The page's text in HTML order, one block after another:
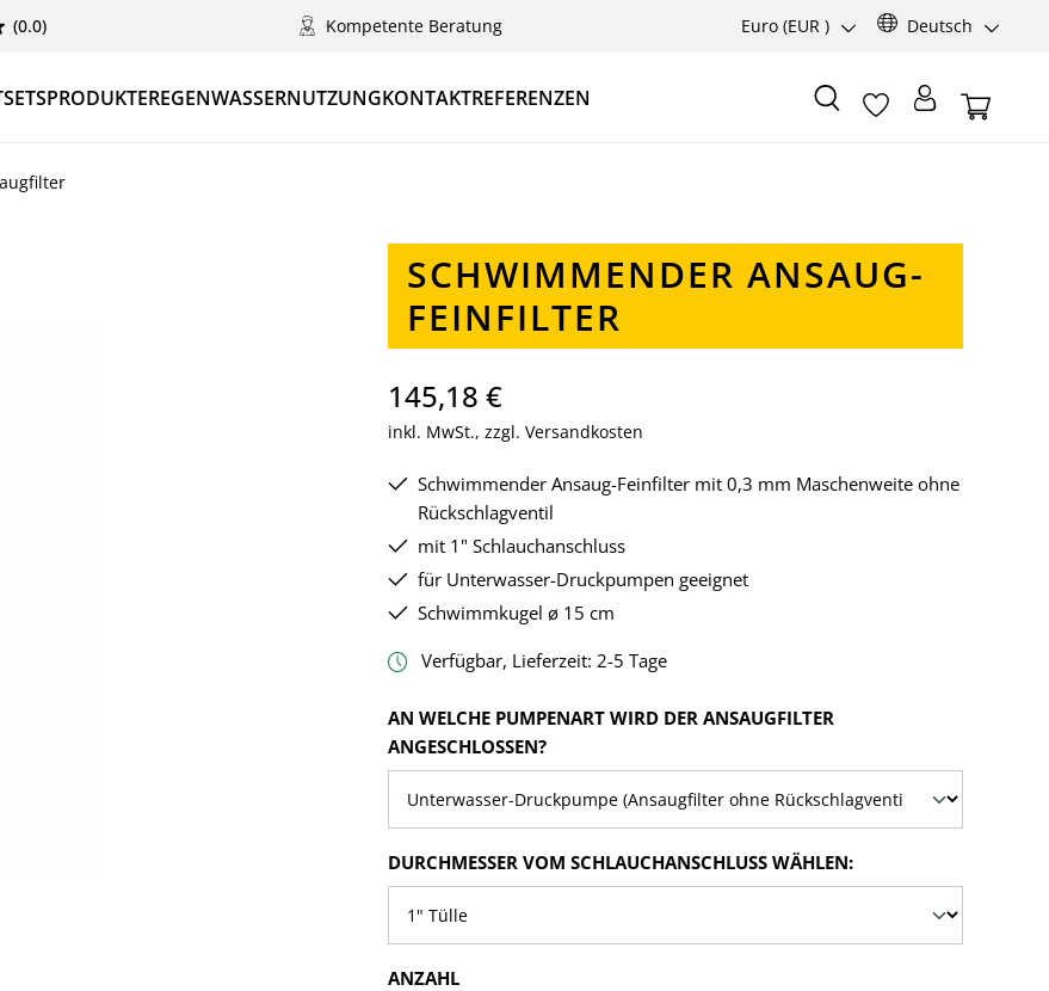
(0.0) Kompetente Beratung Euro (EUR ) Deutsch
PRODUKTEREGENWASSERNUTZUNGKONTAKTREFERENZEN
SCHWIMMENDER ANSAUG-
FEINFILTER
145,18 €
inkl. MwSt., zzgl. Versandkosten
Schwimmender Ansaug-Feinfilter mit 0,3 mm Maschenweite ohne
Rückschlagventil
mit 1" Schlauchanschluss
für Unterwasser-Druckpumpen geeignet
Schwimmkugel ø 15 cm
Verfügbar, Lieferzeit: 2-5 Tage
AN WELCHE PUMPENART WIRD DER ANSAUGFILTER
ANGESCHLOSSEN?AUSWÄHLEN
DURCHMESSER VOM SCHLAUCHANSCHLUSS WÄHLEN:AUSWÄHLEN
ANZAHL